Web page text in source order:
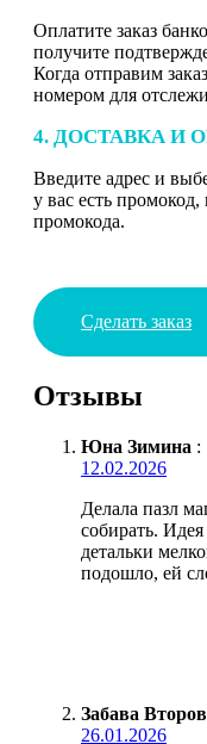
Оплатите заказ
получите
Когда отправим
номером для
4. ДОСТАВКА И
Введите адрес и
у вас есть
промокода.
Сделать заказ
Отзывы
Юна Зимина :
12.02.2026
Делала пазл
собирать.
детальки
подошло, ей
Забава
26.01.2026